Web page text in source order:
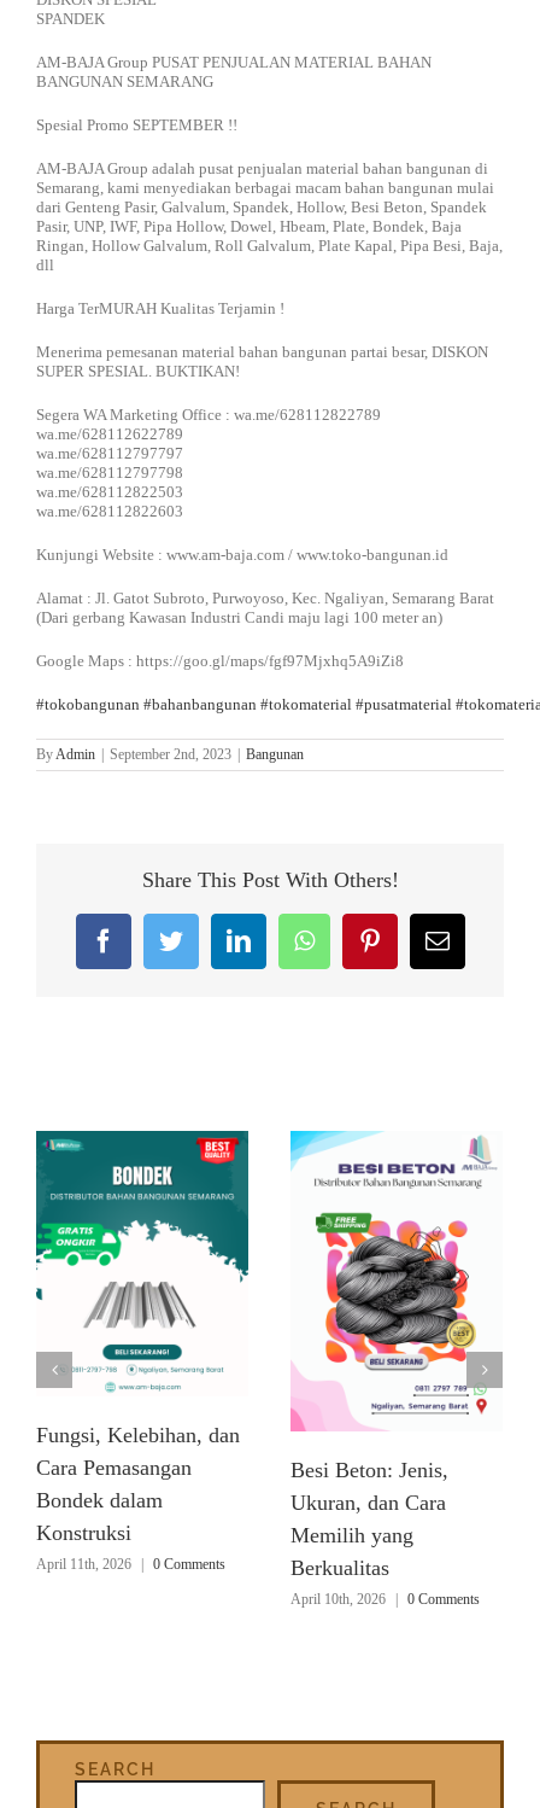
SPANDEK
AM-BAJA Group PUSAT PENJUALAN MATERIAL BAHAN
BANGUNAN SEMARANG
Spesial Promo SEPTEMBER !!
AM-BAJA Group adalah pusat penjualan material bahan bangunan di
Semarang, kami menyediakan berbagai macam bahan bangunan mulai
dari Genteng Pasir, Galvalum, Spandek, Hollow, Besi Beton, Spandek
Pasir, UNP, IWF, Pipa Hollow, Dowel, Hbeam, Plate, Bondek, Baja
Ringan, Hollow Galvalum, Roll Galvalum, Plate Kapal, Pipa Besi, Baja,
dll
Harga TerMURAH Kualitas Terjamin !
Menerima pemesanan material bahan bangunan partai besar, DISKON
SUPER SPESIAL. BUKTIKAN!
Segera WA Marketing Office : wa.me/628112822789
wa.me/628112622789
wa.me/628112797797
wa.me/628112797798
wa.me/628112822503
wa.me/628112822603
Kunjungi Website : www.am-baja.com / www.toko-bangunan.id
Alamat : Jl. Gatot Subroto, Purwoyoso, Kec. Ngaliyan, Semarang Barat
(Dari gerbang Kawasan Industri Candi maju lagi 100 meter an)
Google Maps : https://goo.gl/maps/fgf97Mjxhq5A9iZi8
#tokobangunan #bahanbangunan #tokomaterial #pusatmaterial
ByAdmin September 2nd, 2023 Bangunan
Share This Post With Others!
FacebookTwitterLinkedInWhatsAppPinterestEmail
Fungsi, Kelebihan, dan
Cara Pemasangan
Bondek dalam
Konstruksi
April 11th, 2026 | 0 Comments
Besi Beton: Jenis,
Ukuran, dan Cara
Memilih yang
Berkualitas
April 10th, 2026 | 0 Comments
SEARCH